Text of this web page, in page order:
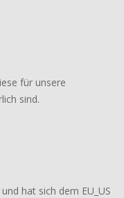
für unsere
sind.
hat sich dem EU_US